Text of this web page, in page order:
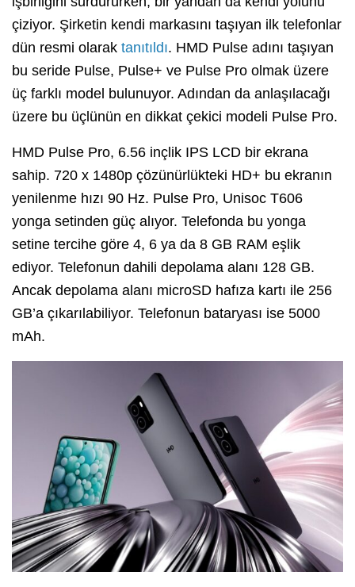
çiziyor. Şirketin kendi markasını taşıyan ilk telefonlar
dün resmi olarak tanıtıldı. HMD Pulse adını taşıyan
bu seride Pulse, Pulse+ ve Pulse Pro olmak üzere
üç farklı model bulunuyor. Adından da anlaşılacağı
üzere bu üçlünün en dikkat çekici modeli Pulse Pro.
HMD Pulse Pro, 6.56 inçlik IPS LCD bir ekrana
sahip. 720 x 1480p çözünürlükteki HD+ bu ekranın
yenilenme hızı 90 Hz. Pulse Pro, Unisoc T606
yonga setinden güç alıyor. Telefonda bu yonga
setine tercihe göre 4, 6 ya da 8 GB RAM eşlik
ediyor. Telefonun dahili depolama alanı 128 GB.
Ancak depolama alanı microSD hafıza kartı ile 256
GB’a çıkarılabiliyor. Telefonun bataryası ise 5000
mAh.